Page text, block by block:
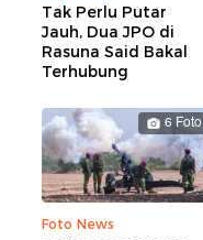
Tak Perlu Putar
Jauh, Dua JPO di
Rasuna Said Bakal
Terhubung
6 Foto
Foto News